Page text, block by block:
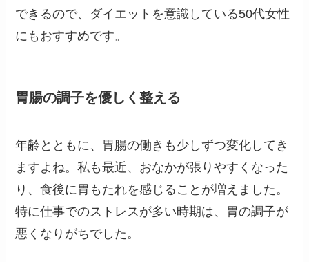
できるので、ダイエットを意識している50代女性
にもおすすめです。
胃腸の調子を優しく整える
年齢とともに、胃腸の働きも少しずつ変化してき
ますよね。私も最近、おなかが張りやすくなった
り、食後に胃もたれを感じることが増えました。
特に仕事でのストレスが多い時期は、胃の調子が
悪くなりがちでした。